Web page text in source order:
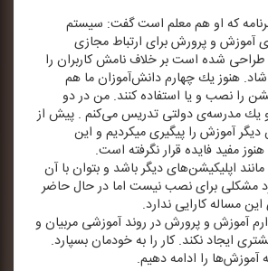
كه او هم معلم است گفت: سیستم
آموزش و پرورش برای ارتباط مجازی
طراحی شده است بر خلاف نامش كاربران را
شاد. هنوز یك چهارم دانش‌آموزان ما هم
را نصب و یا استفاده كنند. من در دو
و یك مدرسه‌ی دولتی تدریس می‌كنم . پیش از
دیگر آموزش را پیگیری میكردیم و این
مفید فایده قرار نگرفته است.
اپلیكیشن‌های دیگر باشد و بتوان با آن
مشكلی برای نصب نیست اما در حال حاضر
مساله كارایی ندارد.
آموزش و پرورش در روند آموزشی مربیان و
ایجاد نكند. كار را به خودمان بسپارد.
آموزش‌ها را ادامه دهیم.